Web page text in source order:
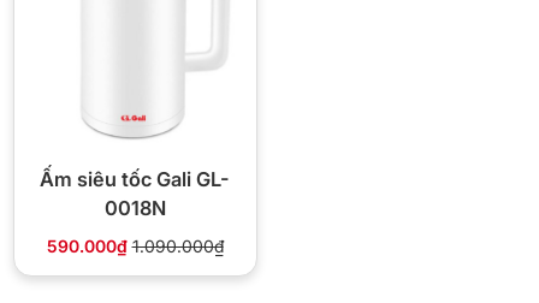
Ấm siêu tốc Gali GL-
0018N
590.000₫ 1.090.000₫